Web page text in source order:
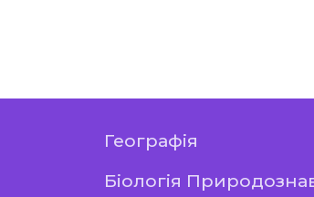
Географія
Біологія